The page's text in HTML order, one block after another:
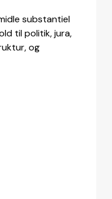
substantiel
til politik, jura,
og